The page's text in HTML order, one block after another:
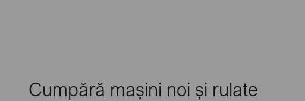
Cumpără mașini noi și rulate